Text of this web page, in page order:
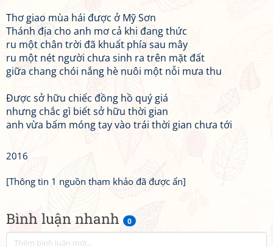
Bình luận nhanh 0
Thơ giao mùa hái được ở Mỹ Sơn
Thánh địa cho anh mơ cả khi đang thức
ru một chân trời đã khuất phía sau mây
ru một nét người chưa sinh ra trên mặt đất
giữa chang chói nắng hè nuôi một nỗi mưa thu
Được sở hữu chiếc đồng hồ quý giá
nhưng chắc gì biết sở hữu thời gian
anh vừa bấm móng tay vào trái thời gian chưa tới
2016
[Thông tin 1 nguồn tham khảo đã được ẩn]